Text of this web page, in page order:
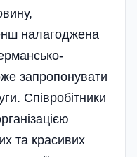
налагоджена
запропонувати
Співробітники
та красивих